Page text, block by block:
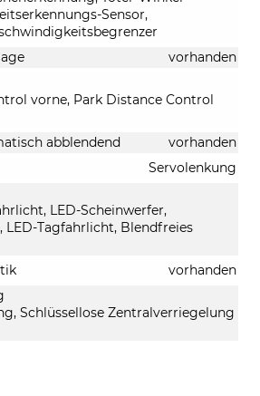
Sensor,
vorhanden
vorne, Park Distance Control
abblendend
vorhanden
Servolenkung
LED-Scheinwerfer,
LED-Tagfahrlicht, Blendfreies
vorhanden
Schlüssellose Zentralverriegelung